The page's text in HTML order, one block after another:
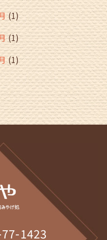
(1)
(1)
(1)
(2)
(2)
(1)
(1)
(1)
(1)
(1)
(1)1423